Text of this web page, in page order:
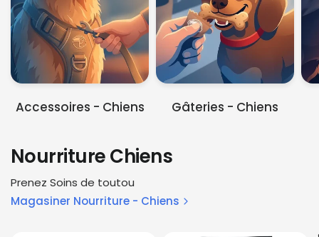
Accessoires - Chiens Gâteries - Chiens
Nourriture Chiens
Prenez Soins de toutou
Magasiner Nourriture - Chiens